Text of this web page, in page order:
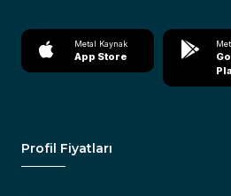
Metal Kaynak
App Store
Profil Fiyatları